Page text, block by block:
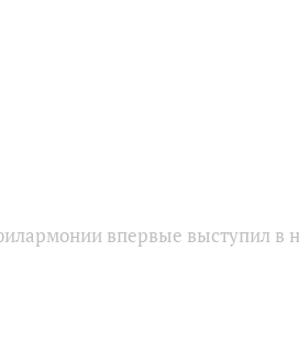
впервые выступил в